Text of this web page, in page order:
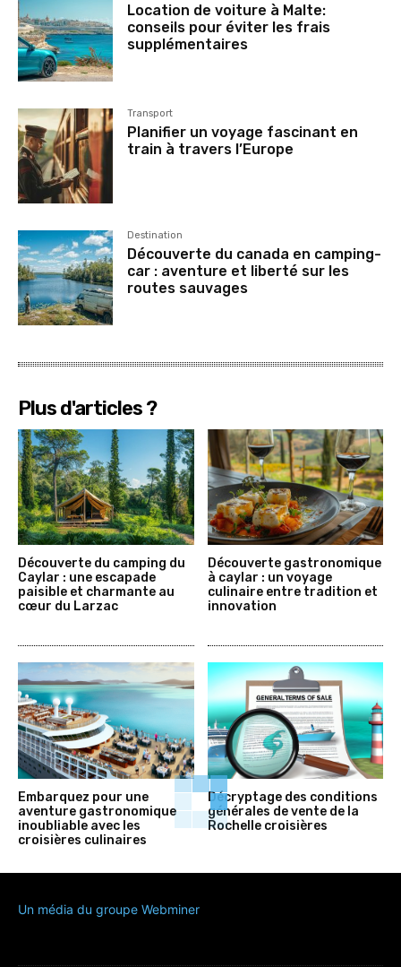
Location de voiture à Malte:
conseils pour éviter les frais
supplémentaires
Transport
Planifier un voyage fascinant en
train à travers l’Europe
Destination
Découverte du canada en camping-
car : aventure et liberté sur les
routes sauvages
Plus d'articles ?
Découverte du camping du
Caylar : une escapade
paisible et charmante au
cœur du Larzac
Découverte gastronomique
à caylar : un voyage
culinaire entre tradition et
innovation
Embarquez pour une
aventure gastronomique
inoubliable avec les
croisières culinaires
Décryptage des conditions
générales de vente de la
Rochelle croisières
Un média du groupe Webminer